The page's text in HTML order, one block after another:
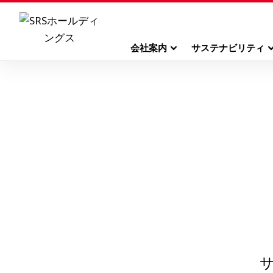
会社案内 サステナビリティ